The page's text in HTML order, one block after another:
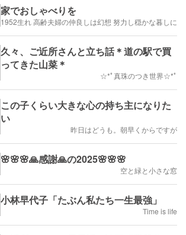
家でおしゃべりを
1952生れ 高齢夫婦の仲良しは幻想 努力し穏かな暮しに
久々、ご近所さんと立ち話＊道の駅で買
ってきた山菜＊
☆*ﾟ真珠のつき世界☆*ﾟ
この子くらい大きな心の持ち主になりた
い
昨日はどうも。朝早くからですが
🌸🌸🌸🙏感謝🙏の2025🌸🌸🌸
空と緑と小さな窓
小林早代子「たぶん私たち一生最強」
Time is life